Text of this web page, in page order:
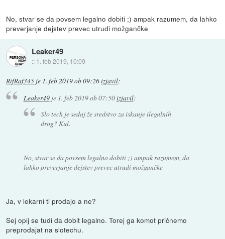
No, stvar se da povsem legalno dobiti ;) ampak razumem, da lahko
preverjanje dejstev prevec utrudi možgančke
Leaker49
:: 1. feb 2019, 10:09
RifRaf345 je 1. feb 2019 ob 09:26izjavil:
Leaker49je 1. feb 2019 ob 07:50izjavil:
Slo tech je sedaj že sredstvo za iskanje ilegalnih
drog? Kul.
No, stvar se da povsem legalno dobiti ;) ampak razumem, da
lahko preverjanje dejstev prevec utrudi možgančke
Ja, v lekarni ti prodajo a ne?
Sej opij se tudi da dobit legalno. Torej ga komot pričnemo
preprodajat na slotechu.